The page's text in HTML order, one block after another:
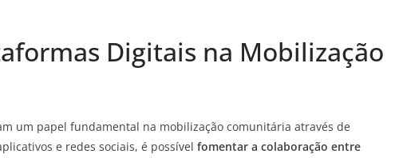
Digitais na Mobilização
um papel fundamental na mobilização comunitária através de
e redes sociais, é possível fomentar a colaboração entre